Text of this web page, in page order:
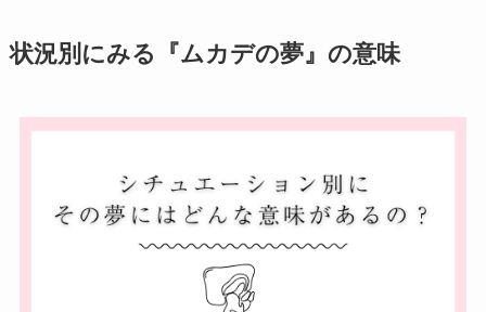
状況別にみる『ムカデの夢』の意味